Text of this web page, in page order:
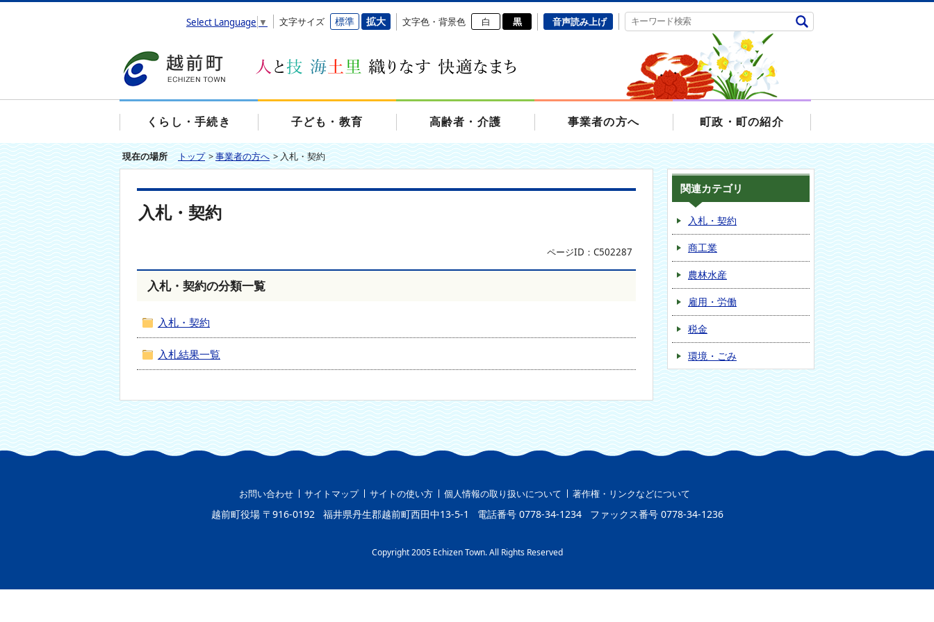
ー
キ
ー
で
、
ナ
ビ
ゲ
ー
ま
す
Select Language ▼ 文字サイズ 標準 拡大 文字色・背景色 白 黒 音声読み上げ
くらし・手続き 子ども・教育 高齢者・介護 事業者の方へ 町政・町の紹介
現在の場所 トップ>事業者の方へ>入札・契約
入札・契約
ページID：C502287
入札・契約の分類一覧
入札・契約
入札結果一覧
関連カテゴリ
入札・契約
商工業
農林水産
雇用・労働
税金
環境・ごみ
お問い合わせ サイトマップ サイトの使い方 個人情報の取り扱いについて 著作権・リンクなどについて
越前町役場 〒916-0192 福井県丹生郡越前町西田中13-5-1 電話番号 0778-34-1234 ファックス番号 0778-34-1236
Copyright 2005 Echizen Town. All Rights Reserved